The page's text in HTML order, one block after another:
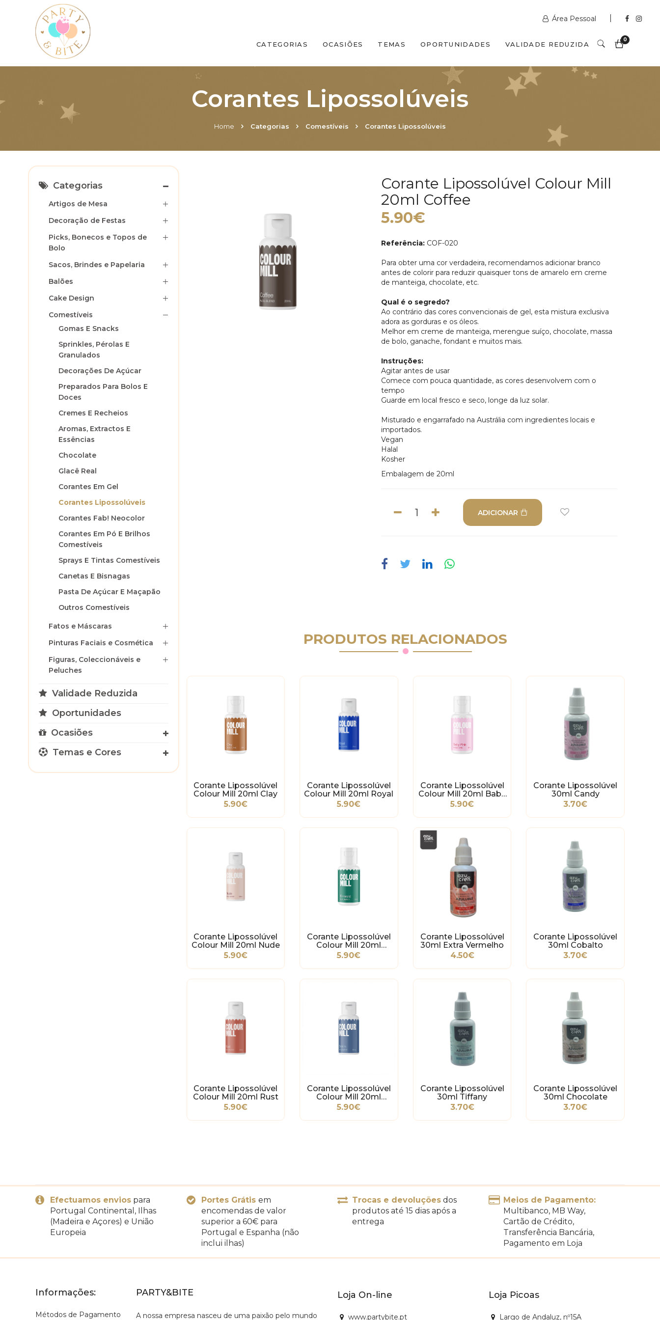
Área Pessoal
CATEGORIAS OCASIÕES TEMAS OPORTUNIDADES VALIDADE REDUZIDA
0
Corantes Lipossolúveis
Home Categorias Comestíveis Corantes Lipossolúveis
Categorias
Artigos de Mesa
Decoração de Festas
Picks, Bonecos e Topos de
Bolo
Sacos, Brindes e Papelaria
Balões
Cake Design
Comestíveis
Gomas E Snacks
Sprinkles, Pérolas E
Granulados
Decorações De Açúcar
Preparados Para Bolos E
Doces
Cremes E Recheios
Aromas, Extractos E
Essências
Chocolate
Glacê Real
Corantes Em Gel
Corantes Lipossolúveis
Corantes Fab! Neocolor
Corantes Em Pó E Brilhos
Comestíveis
Sprays E Tintas Comestíveis
Canetas E Bisnagas
Pasta De Açúcar E Maçapão
Outros Comestíveis
Fatos e Máscaras
Pinturas Faciais e Cosmética
Figuras, Coleccionáveis e
Peluches
Validade Reduzida
Oportunidades
Ocasiões
Temas e Cores
Corante Lipossolúvel Colour Mill
20ml Coffee
5.90€
Referência: COF-020
Para obter uma cor verdadeira, recomendamos adicionar branco
antes de colorir para reduzir quaisquer tons de amarelo em creme
de manteiga, chocolate, etc.
Qual é o segredo?
Ao contrário das cores convencionais de gel, esta mistura exclusiva
adora as gorduras e os óleos.
Melhor em creme de manteiga, merengue suíço, chocolate, massa
de bolo, ganache, fondant e muitos mais.
Instruções:
Agitar antes de usar
Comece com pouca quantidade, as cores desenvolvem com o
tempo
Guarde em local fresco e seco, longe da luz solar.
Misturado e engarrafado na Austrália com ingredientes locais e
importados.
Vegan
Halal
Kosher
Embalagem de 20ml
ADICIONAR
PRODUTOS RELACIONADOS
Corante Lipossolúvel
Colour Mill 20ml Clay
5.90€
Corante Lipossolúvel
Colour Mill 20ml Royal
5.90€
Corante Lipossolúvel
Colour Mill 20ml Baby
Pink
5.90€
Corante Lipossolúvel
30ml Candy
3.70€
Corante Lipossolúvel
Colour Mill 20ml Nude
5.90€
Corante Lipossolúvel
Colour Mill 20ml
Emerald
5.90€
Corante Lipossolúvel
30ml Extra Vermelho
4.50€
Corante Lipossolúvel
30ml Cobalto
3.70€
Corante Lipossolúvel
Colour Mill 20ml Rust
5.90€
Corante Lipossolúvel
Colour Mill 20ml
Denim
5.90€
Corante Lipossolúvel
30ml Tiffany
3.70€
Corante Lipossolúvel
30ml Chocolate
3.70€
Efectuamos envios para
Portugal Continental, Ilhas
(Madeira e Açores) e União
Europeia
Portes Grátis em
encomendas de valor
superior a 60€ para
Portugal e Espanha (não
inclui ilhas)
Trocas e devoluções dos
produtos até 15 dias após a
entrega
Meios de Pagamento:
Multibanco, MB Way,
Cartão de Crédito,
Transferência Bancária,
Pagamento em Loja
Informações:
Métodos de Pagamento
PARTY&BITE
A nossa empresa nasceu de uma paixão pelo mundo
Loja On-line
www.partybite.pt
Loja Picoas
Largo de Andaluz, nº15A